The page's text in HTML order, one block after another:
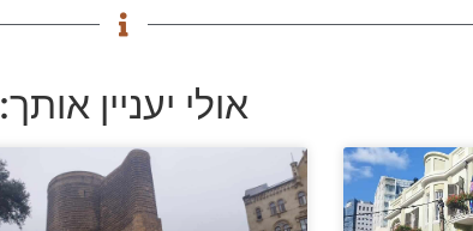
אולי יעניין אותך: